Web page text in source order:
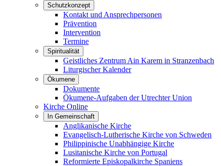
Schutzkonzept
Kontakt und Ansprechpersonen
Prävention
Intervention
Termine
Spiritualität
Geistliches Zentrum Ain Karem in Stranzenbach
Liturgischer Kalender
Ökumene
Dokumente
Ökumene-Aufgaben der Utrechter Union
Kirche Online
In Gemeinschaft
Anglikanische Kirche
Evangelisch-Lutherische Kirche von Schweden
Philippinische Unabhängige Kirche
Lusitanische Kirche von Portugal
Reformierte Episkopalkirche Spaniens